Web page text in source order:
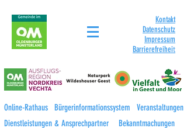
Kontakt
Datenschutz
Impressum
Barrierefreiheit
Online-Rathaus Bürgerinformationssystem
Veranstaltungen
Dienstleistungen & Ansprechpartner
Bekanntmachungen